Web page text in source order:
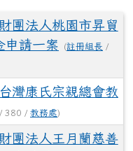
團法人桃園市昇貿
申請一案
(註冊組長 /
灣康氏宗親總會教
/ 380 / 教務處)
團法人王月蘭慈善